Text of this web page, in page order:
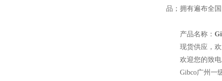
品；拥有遍布全
产品名称：
现货供应，
欢迎您的
Gibco广州一